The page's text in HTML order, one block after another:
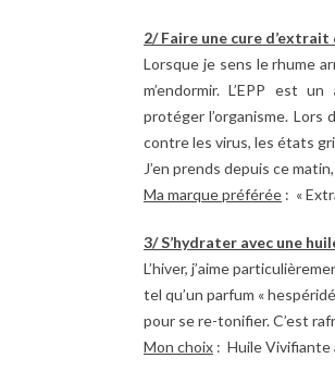
2/ Faire une cure
Lorsque je sens le rhume
m’endormir. L’EPP est un
protéger l’organisme.
contre les virus, les états
J’en prends depuis ce
Ma marque préférée : «
3/ S’hydrater avec une
L’hiver, j’aime
tel qu’un parfum «
pour se re-tonifier. C’est
Mon choix : Huile Vivifiante